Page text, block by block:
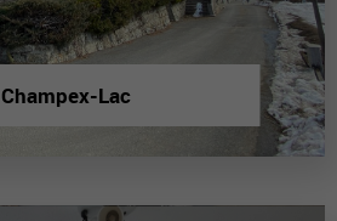
Champex-Lac